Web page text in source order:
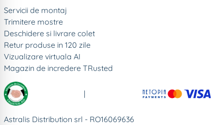
Servicii de montaj
Trimitere mostre
Deschidere si livrare colet
Retur produse in 120 zile
Vizualizare virtuala AI
Magazin de incredere TRusted
|
Astralis Distribution srl - RO16069636